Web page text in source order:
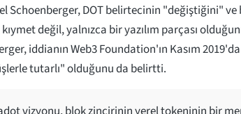
Schoenberger, DOT belirtecinin "değiştiğini" ve
değil, yalnızca bir yazılım parçası
iddianın Web3 Foundation'ın Kasım
tutarlı" olduğunu da belirtti.